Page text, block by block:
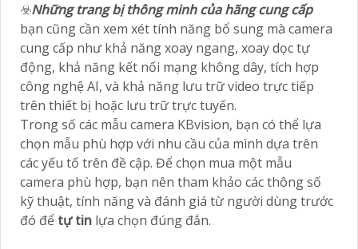
☣️Những trang bị thông minh của hãng cung cấp
bạn cũng cần xem xét tính năng bổ sung mà camera
cung cấp như khả năng xoay ngang, xoay dọc tự
động, khả năng kết nối mạng không dây, tích hợp
công nghệ AI, và khả năng lưu trữ video trực tiếp
trên thiết bị hoặc lưu trữ trực tuyến.
Trong số các mẫu camera KBvision, bạn có thể lựa
chọn mẫu phù hợp với nhu cầu của mình dựa trên
các yếu tố trên đề cập. Để chọn mua một mẫu
camera phù hợp, bạn nên tham khảo các thông số
kỹ thuật, tính năng và đánh giá từ người dùng trước
đó để tự tin lựa chọn đúng đắn.